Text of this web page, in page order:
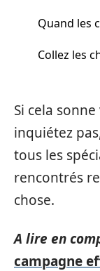
Quand les
Collez les
Si cela
inquiétez
tous les
rencontrés
chose.
A lire en
campagne